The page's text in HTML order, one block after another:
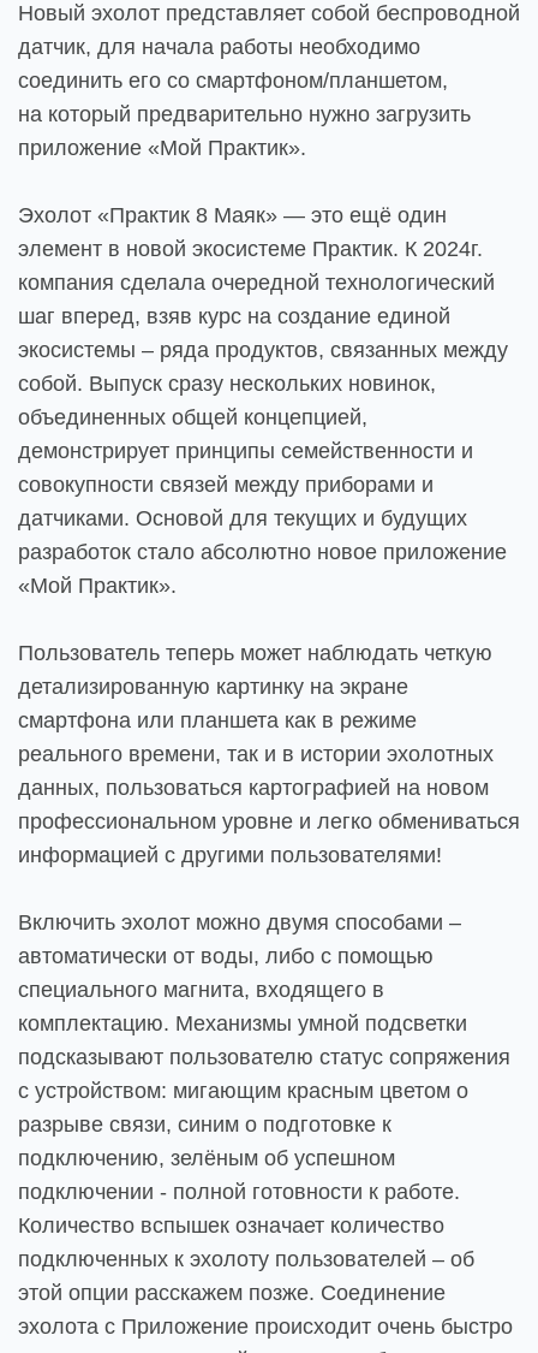
Новый эхолот представляет собой беспроводной
датчик, для начала работы необходимо
соединить его со смартфоном/планшетом,
на который предварительно нужно загрузить
приложение «Мой Практик».
Эхолот «Практик 8 Маяк» — это ещё один
элемент в новой экосистеме Практик. К 2024г.
компания сделала очередной технологический
шаг вперед, взяв курс на создание единой
экосистемы – ряда продуктов, связанных между
собой. Выпуск сразу нескольких новинок,
объединенных общей концепцией,
демонстрирует принципы семейственности и
совокупности связей между приборами и
датчиками. Основой для текущих и будущих
разработок стало абсолютно новое приложение
«Мой Практик».
Пользователь теперь может наблюдать четкую
детализированную картинку на экране
смартфона или планшета как в режиме
реального времени, так и в истории эхолотных
данных, пользоваться картографией на новом
профессиональном уровне и легко обмениваться
информацией с другими пользователями!
Включить эхолот можно двумя способами –
автоматически от воды, либо с помощью
специального магнита, входящего в
комплектацию. Механизмы умной подсветки
подсказывают пользователю статус сопряжения
с устройством: мигающим красным цветом о
разрыве связи, синим о подготовке к
подключению, зелёным об успешном
подключении - полной готовности к работе.
Количество вспышек означает количество
подключенных к эхолоту пользователей – об
этой опции расскажем позже. Соединение
эхолота с Приложение происходит очень быстро